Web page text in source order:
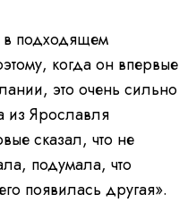
подходящем
когда он впервые
это очень сильно
из Ярославля
сказал, что не
подумала, что
появилась другая».